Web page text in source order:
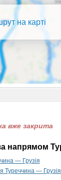
на карті
вже закрита
напрямом
— Грузія
Туреччина — Грузія